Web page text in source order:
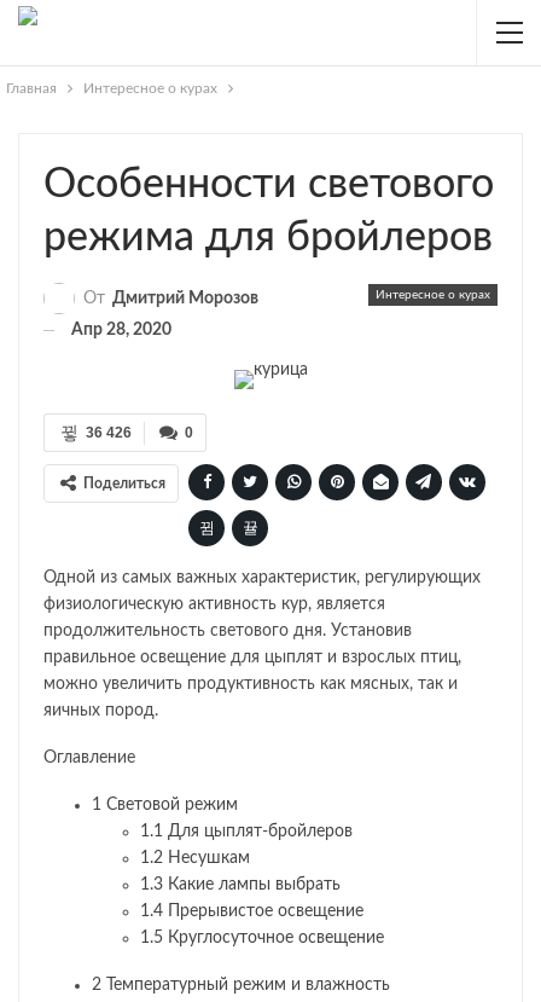
Главная Интересное о курах
Особенности светового
режима для бройлеров
Интересное о курах
От Дмитрий Морозов
Апр 28, 2020
0
36 426
Поделиться
Одной из самых важных характеристик, регулирующих
физиологическую активность кур, является
продолжительность светового дня. Установив
правильное освещение для цыплят и взрослых птиц,
можно увеличить продуктивность как мясных, так и
яичных пород.
Оглавление
1 Световой режим
1.1 Для цыплят-бройлеров
1.2 Несушкам
1.3 Какие лампы выбрать
1.4 Прерывистое освещение
1.5 Круглосуточное освещение
2 Температурный режим и влажность